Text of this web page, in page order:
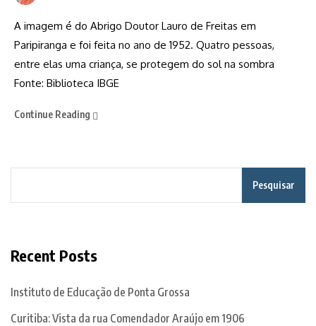
A imagem é do Abrigo Doutor Lauro de Freitas em
Paripiranga e foi feita no ano de 1952. Quatro pessoas,
entre elas uma criança, se protegem do sol na sombra
Fonte: Biblioteca IBGE
Continue Reading
Pesquisar
Recent Posts
Instituto de Educação de Ponta Grossa
Curitiba: Vista da rua Comendador Araújo em 1906